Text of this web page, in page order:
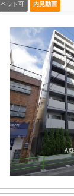
ペット可 内見動画